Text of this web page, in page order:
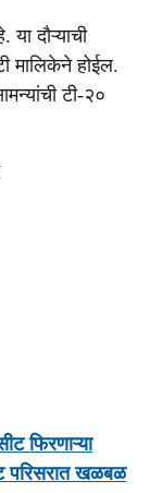
दौऱ्याची
मालिकेने होईल.
टी-२०
फिरणाऱ्या
परिसरात खळबळ